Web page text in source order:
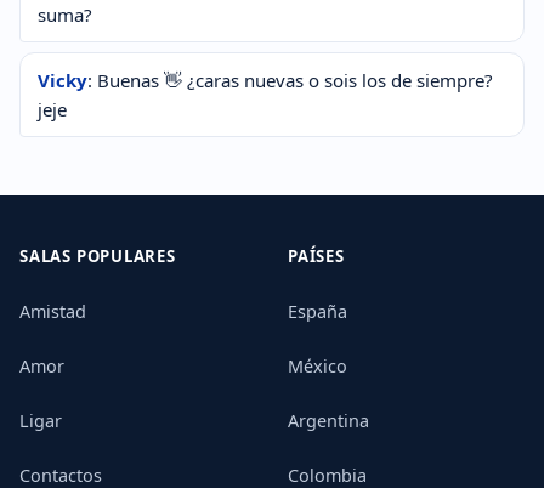
suma?
Vicky: Buenas 👋 ¿caras nuevas o sois los de siempre?
jeje
SALAS POPULARES
Amistad
Amor
Ligar
Contactos
PAÍSES
España
México
Argentina
Colombia